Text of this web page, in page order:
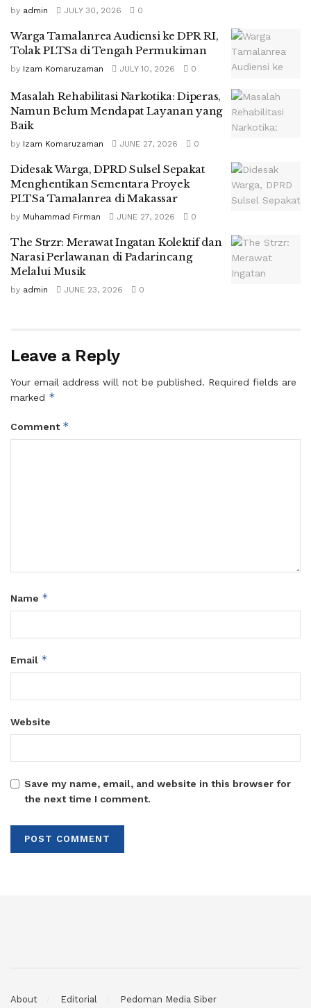
by admin JULY 30, 2026 0
Warga Tamalanrea Audiensi ke DPR RI,
Tolak PLTSa di Tengah Permukiman
by Izam Komaruzaman JULY 10, 2026 0
Masalah Rehabilitasi Narkotika: Diperas,
Namun Belum Mendapat Layanan yang
Baik
by Izam Komaruzaman JUNE 27, 2026 0
Didesak Warga, DPRD Sulsel Sepakat
Menghentikan Sementara Proyek
PLTSa Tamalanrea di Makassar
by Muhammad Firman JUNE 27, 2026 0
The Strzr: Merawat Ingatan Kolektif dan
Narasi Perlawanan di Padarincang
Melalui Musik
by admin JUNE 23, 2026 0
Leave a Reply
Your email address will not be published. Required fields are
marked *
Comment *
Name *
Email *
Website
Save my name, email, and website in this browser for
the next time I comment.
About Editorial Pedoman Media Siber